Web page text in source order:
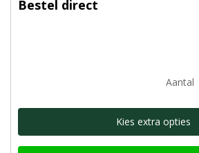
Bestel direct
Aantal
Kies extra opties